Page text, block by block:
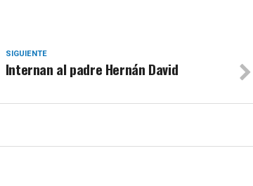
SIGUIENTE
Internan al padre Hernán David